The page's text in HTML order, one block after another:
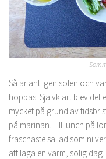
Så är äntligen solen och
hoppas! Självklart blev det
mycket på grund av
på marinan. Till lunch på
fräschaste sallad som ni
att laga en varm, solig